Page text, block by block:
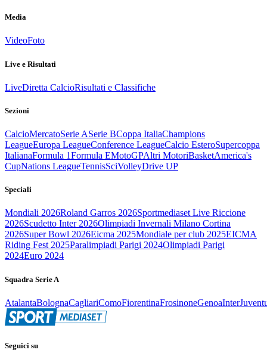
Media
VideoFoto
Live e Risultati
LiveDiretta CalcioRisultati e Classifiche
Sezioni
CalcioMercatoSerie ASerie BCoppa ItaliaChampions
LeagueEuropa LeagueConference LeagueCalcio EsteroSupercoppa
ItalianaFormula 1Formula EMotoGPAltri MotoriBasketAmerica's
CupNations LeagueTennisSciVolleyDrive UP
Speciali
Mondiali 2026Roland Garros 2026Sportmediaset Live Riccione
2026Scudetto Inter 2026Olimpiadi Invernali Milano Cortina
2026Super Bowl 2026Eicma 2025Mondiale per club 2025EICMA
Riding Fest 2025Paralimpiadi Parigi 2024Olimpiadi Parigi
2024Euro 2024
Squadra Serie A
AtalantaBolognaCagliariComoFiorentinaFrosinoneGenoaInter
Seguici su